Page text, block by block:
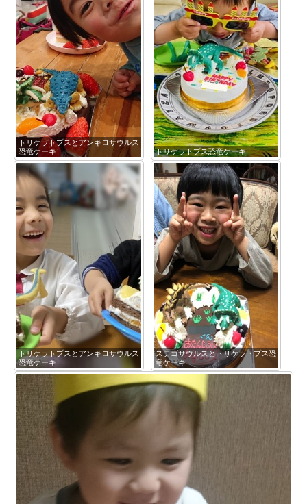
トリケラトプスとアンキロサウルス
恐竜ケーキ
トリケラトプス恐竜ケーキ
トリケラトプスとアンキロサウルス
恐竜ケーキ
ステゴサウルスとトリケラトプス恐
竜ケーキ